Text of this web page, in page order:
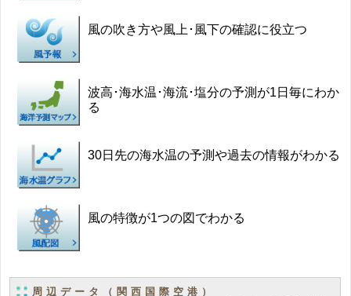
風の吹き方や風上･風下の確認に役立つ
波高･海水温･海流･塩分の予測が1日毎にわか
る
30日先の海水温の予測や過去の情報がわかる
風の特徴が1つの図でわかる
周辺データ（関西国際空港）